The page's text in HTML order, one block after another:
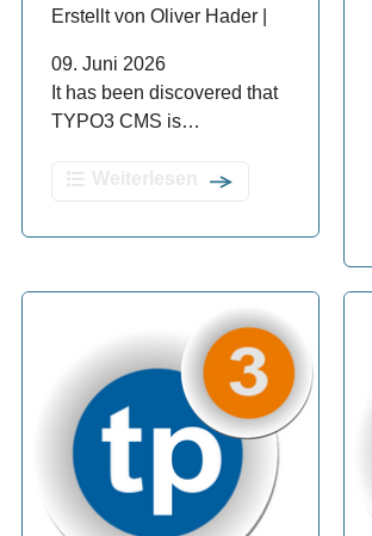
Erstellt von Oliver Hader |
09. Juni 2026
It has been discovered that
TYPO3 CMS is…